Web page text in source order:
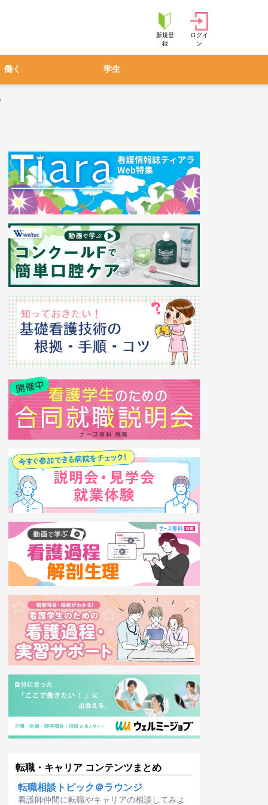
新規登
録
ログイ
ン
働く 学生
転職・キャリア コンテンツまとめ
転職相談トピック＠ラウンジ
看護師仲間に転職やキャリアの相談してみよ